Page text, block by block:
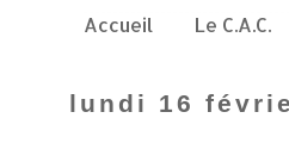
Accueil Le C.A.C.
lundi 16